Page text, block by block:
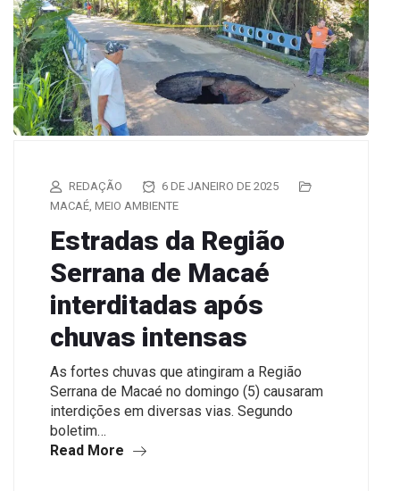
REDAÇÃO
6 DE JANEIRO DE 2025
MACAÉ, MEIO AMBIENTE
Estradas da Região
Serrana de Macaé
interditadas após
chuvas intensas
As fortes chuvas que atingiram a Região
Serrana de Macaé no domingo (5) causaram
interdições em diversas vias. Segundo
boletim…
Read More